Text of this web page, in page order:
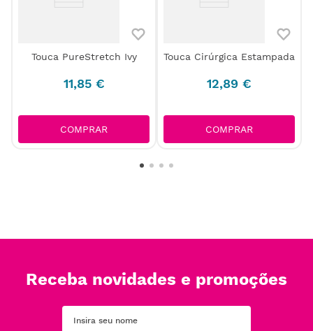
Touca PureStretch Ivy
11,85 €
COMPRAR
Touca Cirúrgica Estampada
12,89 €
COMPRAR
Receba novidades e promoções